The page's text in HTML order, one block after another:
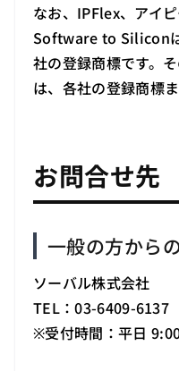
なお、IPFlex、アイピ
Software to Silicon
社の登録商標です。
は、各社の登録商標ま
お問合せ先
一般の方から
ソーバル株式会社
TEL：03-6409-
※受付時間：平日